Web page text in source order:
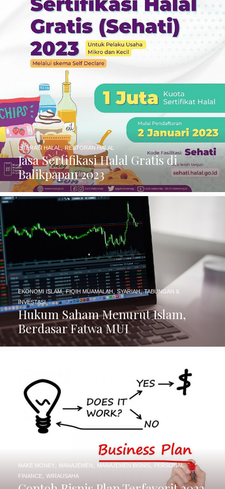
Jasa Sertifikasi Halal Gratis di
Balikpapan 2023
LITERASI HALAL, RESTORAN HALAL
Hukum Saham Menurut Islam,
Berdasar Fatwa MUI
EKONOMI ISLAM,FIQIH MUAMALAH, SYARIAH,TABUNGAN &
INVESTASI
MAKE MONEY, MANAJEMEN MANAJEMEN BISNIS,PERSONAL
FINANCE, WIRAUSAHA